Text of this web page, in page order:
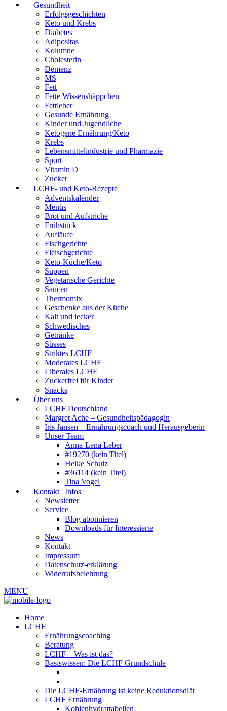
Gesundheit
Erfolgsgeschichten
Keto und Krebs
Diabetes
Adipositas
Kolumne
Cholesterin
Demenz
MS
Fett
Fette Wissenshäppchen
Fettleber
Gesunde Ernährung
Kinder und Jugendliche
Ketogene Ernährung/Keto
Krebs
Lebensmittelindustrie und Pharmazie
Sport
Vitamin D
Zucker
LCHF- und Keto-Rezepte
Adventskalender
Menüs
Brot und Aufstriche
Frühstück
Aufläufe
Fischgerichte
Fleischgerichte
Keto-Küche/Keto
Suppen
Vegetarische Gerichte
Saucen
Thermomix
Geschenke aus der Küche
Kalt und lecker
Schwedisches
Getränke
Süsses
Striktes LCHF
Moderates LCHF
Liberales LCHF
Zuckerfrei für Kinder
Snacks
Über uns
LCHF Deutschland
Margret Ache – Gesundheitspädagogin
Iris Jansen – Ernährungscoach und Herausgeberin
Unser Team
Anna-Lena Leber
#19270 (kein Titel)
Heike Schulz
#36114 (kein Titel)
Tina Vogel
Kontakt | Infos
Newsletter
Service
Blog abonnieren
Downloads für Interessierte
News
Kontakt
Impressum
Datenschutz-erklärung
Widerrufsbelehrung
MENU
Home
LCHF
Ernährungscoaching
Beratung
LCHF – Was ist das?
Basiswissen: Die LCHF Grundschule
Die LCHF-Ernährung ist keine Reduktionsdiät
LCHF Ernährung
Kohlenhydrattabellen